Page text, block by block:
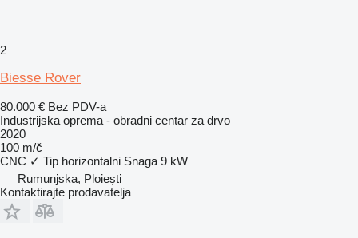
2
Biesse Rover
80.000 € Bez PDV-a
Industrijska oprema - obradni centar za drvo
2020
100 m/č
CNC ✓ Tip horizontalni Snaga 9 kW
Rumunjska, Ploiești
Kontaktirajte prodavatelja